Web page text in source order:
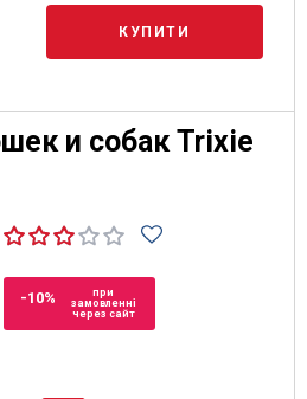
КУПИТИ
и собак Trixie
-10%
при
замовленні
через сайт